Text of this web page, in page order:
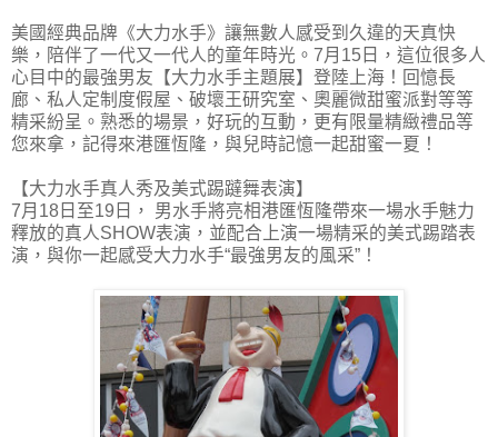
美國經典品牌《大力水手》讓無數人感受到久違的天真快
樂，陪伴了一代又一代人的童年時光。7月15日，這位很多人
心目中的最強男友【大力水手主題展】登陸上海！回憶長
廊、私人定制度假屋、破壞王研究室、奧麗微甜蜜派對等等
精采紛呈。熟悉的場景，好玩的互動，更有限量精緻禮品等
您來拿，記得來港匯恆隆，與兒時記憶一起甜蜜一夏！
【大力水手真人秀及美式踢躂舞表演】
7月18日至19日， 男水手將亮相港匯恆隆帶來一場水手魅力
釋放的真人SHOW表演，並配合上演一場精采的美式踢踏表
演，與你一起感受大力水手“最強男友的風采”！